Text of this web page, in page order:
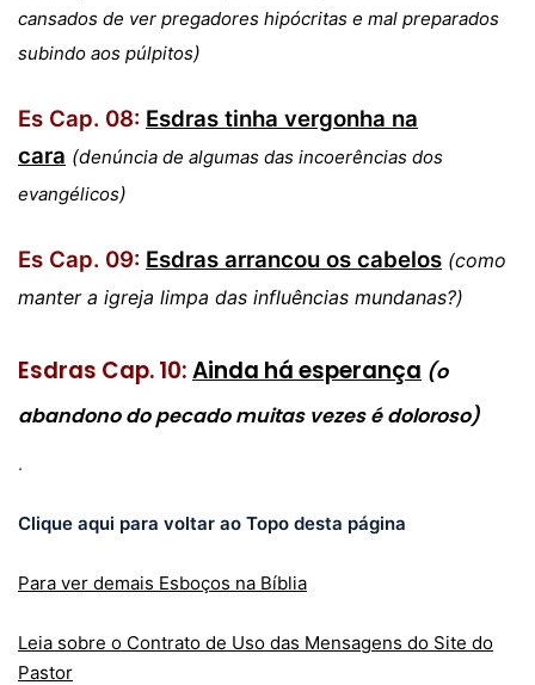
cansados de ver pregadores hipócritas e mal preparados
subindo aos púlpitos)
Es Cap. 08: Esdras tinha vergonha na
cara (denúncia de algumas das incoerências dos
evangélicos)
Es Cap. 09: Esdras arrancou os cabelos (como
manter a igreja limpa das influências mundanas?)
Esdras Cap. 10:Ainda há esperança (o
abandono do pecado muitas vezes é doloroso)
.
Clique aqui para voltar ao Topo desta página
Para ver demais Esboços na Bíblia
Leia sobre o Contrato de Uso das Mensagens do Site do
Pastor